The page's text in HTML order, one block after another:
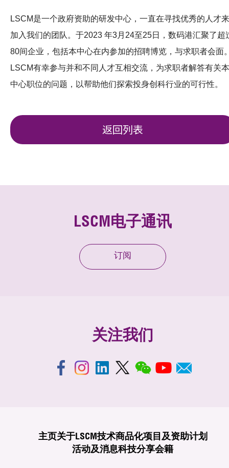
LSCM是一个政府资助的研发中心，一直在寻找优秀的人才来
加入我们的团队。于2023 年3月24至25日，数码港汇聚了超
80间企业，包括本中心在内参加的招聘博览，与求职者会面
LSCM有幸参与并和不同人才互相交流，为求职者解答有关本
中心职位的问题，以帮助他们探索投身创科行业的可行性。
返回列表
LSCM电子通讯
订阅
关注我们
主页关于LSCM技术商品化项目及资助计划
活动及消息科技分享会籍